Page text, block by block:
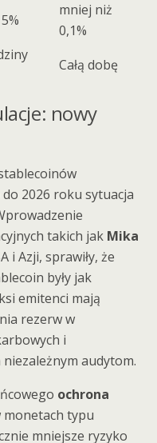
mniej niż
0,1%
Całą dobę
nowy
do 2026 roku sytuacja
takich jak Mika
i Azji, sprawiły, że
były jak
emitenci mają
rezerw w
i
audytom.
ochrona
monetach typu
mniejsze ryzyko